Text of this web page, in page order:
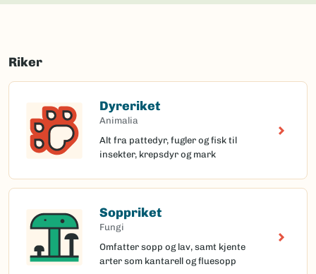
Riker
Dyreriket
Animalia
Alt fra pattedyr, fugler og fisk til
insekter, krepsdyr og mark
Soppriket
Fungi
Omfatter sopp og lav, samt kjente
arter som kantarell og fluesopp